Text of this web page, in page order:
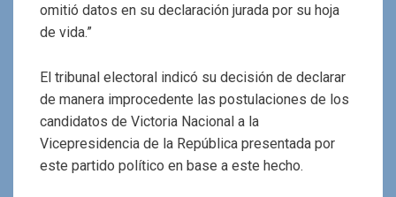
omitió datos en su declaración jurada por su hoja
de vida.”
El tribunal electoral indicó su decisión de declarar
de manera improcedente las postulaciones de los
candidatos de Victoria Nacional a la
Vicepresidencia de la República presentada por
este partido político en base a este hecho.